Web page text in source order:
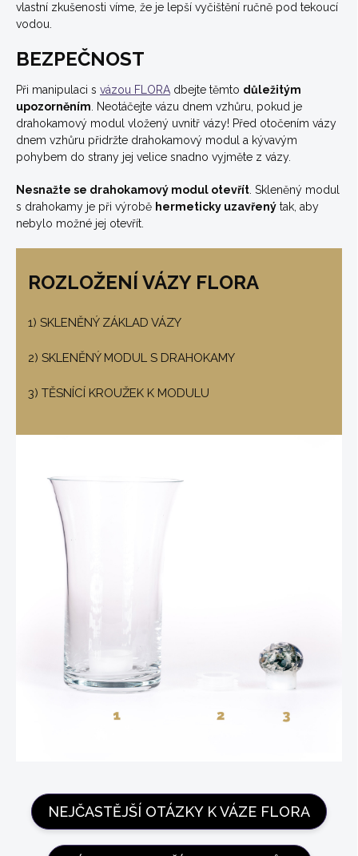
vlastní zkušenosti víme, že je lepší vyčištění ručně pod tekoucí
vodou.
BEZPEČNOST
Při manipulaci s vázou FLORA dbejte těmto důležitým
upozorněním . Neotáčejte vázu dnem vzhůru, pokud je
drahokamový modul vložený uvnitř vázy! Před otočením vázy
dnem vzhůru přidržte drahokamový modul a kývavým
pohybem do strany jej velice snadno vyjměte z vázy.
Nesnažte se drahokamový modul otevřít . Skleněný modul
s drahokamy je při výrobě hermeticky uzavřený tak, aby
nebylo možné jej otevřít.
ROZLOŽENÍ VÁZY FLORA
1) SKLENĚNÝ ZÁKLAD VÁZY
2) SKLENĚNÝ MODUL S DRAHOKAMY
3) TĚSNÍCÍ KROUŽEK K MODULU
NEJČASTĚJŠÍ OTÁZKY K VÁZE FLORA